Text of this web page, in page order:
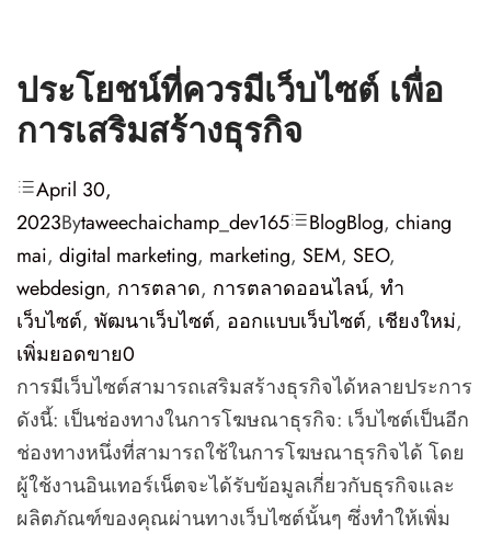
ประโยชน์ที่ควรมีเว็บไซต์ เพื่อ
การเสริมสร้างธุรกิจ
April 30,
2023Bytaweechaichamp_dev165 BlogBlog, chiang
mai, digital marketing, marketing, SEM, SEO,
webdesign, การตลาด, การตลาดออนไลน์, ทำ
เว็บไซต์, พัฒนาเว็บไซต์, ออกแบบเว็บไซต์, เชียงใหม่,
เพิ่มยอดขาย0
การมีเว็บไซต์สามารถเสริมสร้างธุรกิจได้หลายประการ
ดังนี้: เป็นช่องทางในการโฆษณาธุรกิจ: เว็บไซต์เป็นอีก
ช่องทางหนึ่งที่สามารถใช้ในการโฆษณาธุรกิจได้ โดย
ผู้ใช้งานอินเทอร์เน็ตจะได้รับข้อมูลเกี่ยวกับธุรกิจและ
ผลิตภัณฑ์ของคุณผ่านทางเว็บไซต์นั้นๆ ซึ่งทำให้เพิ่ม